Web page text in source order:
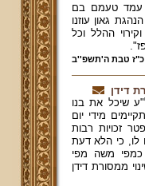
עמד טעמם בם
גאון עוזנו
ההלל וכל
כ"ז טבת ה'תשפ''ב
דידן
שיכל את בנו
מידי יום
זכויות רבות
לו, כי הלא דעת
כמפי משה מפי
ממסורת דידן